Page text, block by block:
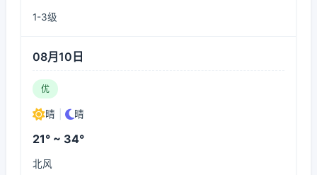
1-3级
08月10日
优
晴 晴
21° ~ 34°
北风